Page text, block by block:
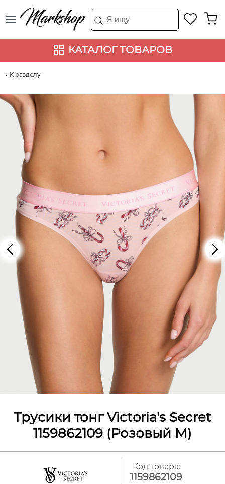
КАТАЛОГ ТОВАРОВ
К разделу
Трусики тонг Victoria's Secret
1159862109 (Розовый M)
Код товара:
1159862109